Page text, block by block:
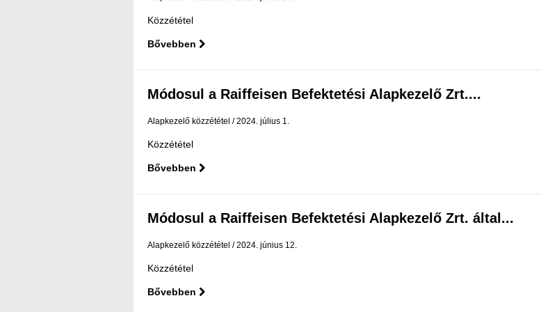
Közzététel
Bővebben
Módosul a Raiffeisen Befektetési Alapkezelő Zrt....
Alapkezelő közzététel 2024. július 1.
Közzététel
Bővebben
Módosul a Raiffeisen Befektetési Alapkezelő Zrt. által...
Alapkezelő közzététel 2024. június 12.
Közzététel
Bővebben